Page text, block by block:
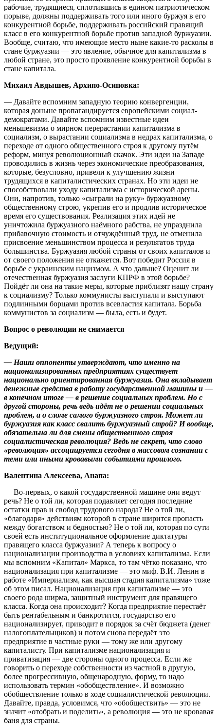
рабочие, трудящиеся, сплотившись в едином патриотическом
порыве, должны поддерживать того или иного буржуя в его
конкурентной борьбе, поддерживать российский правящий
класс в его конкурентной борьбе против западной буржуазии.
Вообще, считаю, что имеющие место ныне какие-то расколы в
стане буржуазии — это явление, обычное для капитализма в
любой стране, это просто проявление конкурентной борьбы в
стане капитала.
Михаил Авдышев, Архипо-Осиповка:
— Давайте вспомним западную теорию конвергенции,
которая доныне пропагандируется европейскими социал-
демократами. Давайте вспомним известные идеи
меньшевизма о мирном перерастании капитализма в
социализм, о вырастании социализма в недрах капитализма, о
переходе от одного общественного строя к другому путём
реформ, минуя революционный скачок. Эти идеи на Западе
проводились в жизнь через экономические преобразования,
которые, безусловно, привели к улучшению жизни
трудящихся в капиталистических странах. Но эти идеи не
способствовали уходу капитализма с исторической арены.
Они, напротив, только «сыграли на руку» буржуазному
общественному строю, укрепив его и продлив историческое
время его существования. Реализация этих идей не
уничтожила буржуазного наёмного рабства, не упразднила
прибавочную стоимость и отчуждённый труд, не отменила
присвоение меньшинством процесса и результатов труда
большинства. Буржуазия любой страны от своих капиталов и
от своего положения не откажется. Вот победит Россия в
борьбе с украинским нацизмом. А что дальше? Оценит ли
отечественная буржуазия заслуги КПРФ в этой борьбе?
Пойдёт ли она на такие меры, которые приблизят нашу страну
к социализму? Только коммунисты выступали и выступают
подлинными борцами против всевластия капитала. Борьба
коммунистов за социализм — была, есть и будет.
Вопрос о революции не снимается
Ведущий:
— Наши оппоненты утверждают, что именно на
национализированных предприятиях существует
национально ориентированная буржуазия. Она вкладывает
денежные средства в работу государственной машины и —
в конечном итоге — в решение социальных проблем. Но с
другой стороны, речь ведь идёт не о решении социальных
проблем, а о сломе самого буржуазного строя. Может ли
буржуазия как класс свалить буржуазный строй? И вообще,
обязательна ли для смены общественного строя
социалистическая революция? Ведь не секрет, что слово
«революция» ассоциируется сегодня в массовом сознании с
теми или иными кровавыми событиями прошлого.
Валентина Алексеева, Анапа:
— Во-первых, о какой государственной машине они ведут
речь? Не о той ли, которая подавляет сегодня последние
остатки прав и свобод трудового народа? Не о той ли,
«благодаря» действиям которой в стране ширится пропасть
между богатством и бедностью? Не о той ли, которая по сути
своей есть институциональное оформление диктатуры
правящего класса буржуазии? А теперь к вопросу о
национализации производства в условиях капитализма. Если
мы вспомним «Капитал» Маркса, то там чётко показано, что
национализация при капитализме — это миф. В.И. Ленин в
работе «Империализм, как высшая стадия капитализма» тоже
об этом писал. Национализация при капитализме — это
своего рода ширма, защитный инструмент для правящего
класса. Когда она происходит? Когда предприятие перестаёт
быть рентабельным и банкротится, государство его
национализирует, приводит в порядок за счёт бюджета (денег
налогоплательщиков) и потом снова передаёт это
предприятие в частные руки — тому же или другому
капиталисту. При капитализме национализация и
приватизация — две стороны одного процесса. Если же
говорить о переходе собственности из частной в другую,
более прогрессивную, общенародную, форму, то надо
использовать термин «обобществление». И возможно
обобществление только в ходе социалистической революции.
Давайте, правда, условимся, что «обобществить» — это не
значит «отобрать и поделить», а революция — это не кровавая
баня для страны.